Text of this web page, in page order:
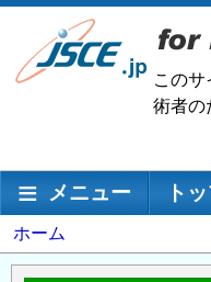
メ
ン
移
この
術者の
メインナビゲーション
メニュー ト
パ
ン
ホーム